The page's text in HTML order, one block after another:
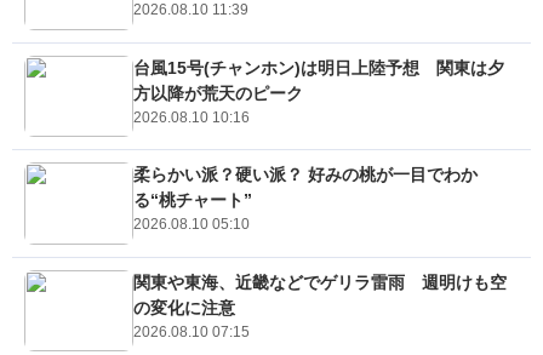
2026.08.10 11:39
台風15号(チャンホン)は明日上陸予想 関東は夕
方以降が荒天のピーク
2026.08.10 10:16
柔らかい派？硬い派？ 好みの桃が一目でわか
る“桃チャート”
2026.08.10 05:10
関東や東海、近畿などでゲリラ雷雨 週明けも空
の変化に注意
2026.08.10 07:15